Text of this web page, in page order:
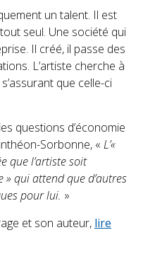
un talent. Il est
seul. Une société qui
Il créé, il passe des
L’artiste cherche à
que celle-ci
questions d’économie
Sorbonne, « L’«
que l’artiste soit
qui attend que d’autres
pour lui. »
et son auteur, lire